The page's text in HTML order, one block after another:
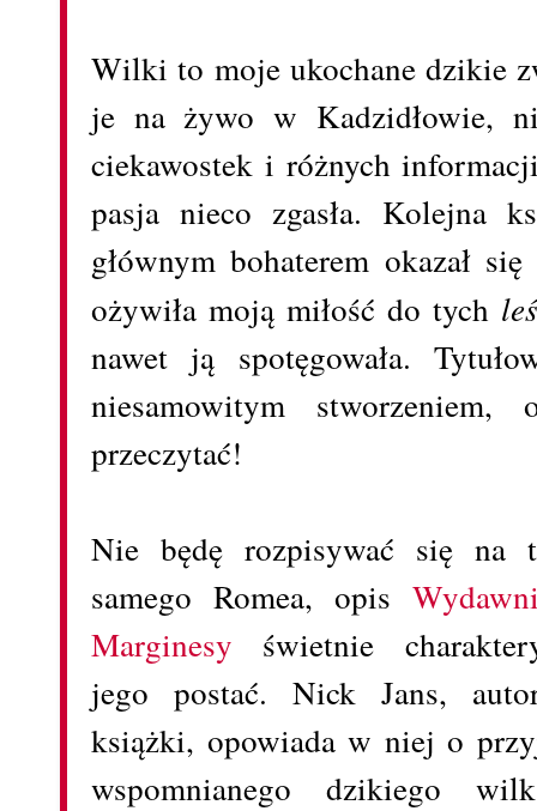
Wilki to moje ukochane dzikie
je na żywo w Kadzidłowie,
ciekawostek i różnych
pasja nieco zgasła. Kolejna
głównym bohaterem okazał
ożywiła moją miłość do tych
nawet ją spotęgowała.
niesamowitym
przeczytać!
Nie będę rozpisywać się na
samego Romea, opis
Marginesy świetnie
jego postać. Nick Jans,
książki, opowiada w niej o
wspomnianego dzikiego